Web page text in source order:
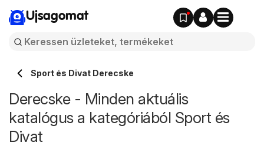
Ujsagomat
Sport és Divat Derecske
Derecske - Minden aktuális
katalógus a kategóriából Sport és
Divat